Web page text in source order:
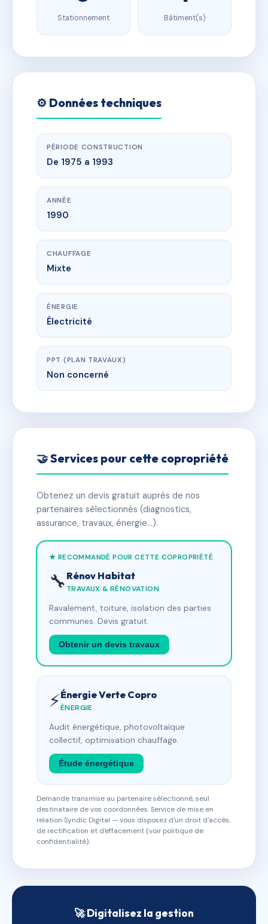
Stationnement Bâtiment(s)
⚙️ Données techniques
PÉRIODE CONSTRUCTION
De 1975 a 1993
ANNÉE
1990
CHAUFFAGE
Mixte
ÉNERGIE
Électricité
PPT (PLAN TRAVAUX)
Non concerné
🤝 Services pour cette copropriété
Obtenez un devis gratuit auprès de nos
partenaires sélectionnés (diagnostics,
assurance, travaux, énergie…).
★ RECOMMANDÉ POUR CETTE COPROPRIÉTÉ
🔧 Rénov Habitat
TRAVAUX & RÉNOVATION
Ravalement, toiture, isolation des parties
communes. Devis gratuit.
Obtenir un devis travaux
⚡Énergie Verte Copro
ÉNERGIE
Audit énergétique, photovoltaïque
collectif, optimisation chauffage.
Étude énergétique
Demande transmise au partenaire sélectionné, seul
destinataire de vos coordonnées. Service de mise en
relation Syndic Digital — vous disposez d'un droit d'accès,
de rectification et d'effacement (voir politique de
confidentialité).
🚀 Digitalisez la gestion